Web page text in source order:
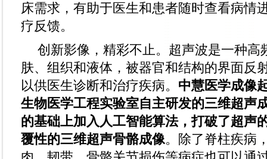
床需求，有助于医生和患者随时查看病情
疗反馈。
创新影像，精彩不止。超声波是一种高
肤、组织和液体，被器官和结构的界面反
以供医生诊断和治疗疾病。 中慧医学成像
生物医学工程实验室自主研发的三维超声
的基础上加入人工智能算法，打破了超声
覆性的三维超声骨骼成像。除了脊柱疾病